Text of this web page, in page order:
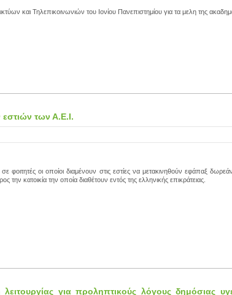
και Τηλεπικοινωνιών του Ιονίου Πανεπιστημίου για τα μελη της
των Α.Ε.Ι.
σε φοιτητές οι οποίοι διαμένουν στις εστίες να μετακινηθούν εφάπαξ
κατοικία την οποία διαθέτουν εντός της ελληνικής επικράτειας.
για προληπτικούς λόγους δημόσιας